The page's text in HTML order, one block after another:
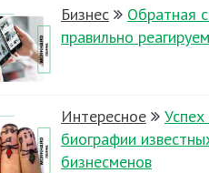
Бизнес
Обратная
правильно
Интересное
биографии
бизнесменов